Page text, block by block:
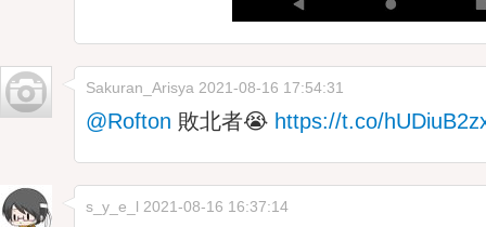
Sakuran_Arisya 2021-08-16 17:54:31
@Rofton 敗北者😭 https://t.co/
s_y_e_l 2021-08-16 16:37:14